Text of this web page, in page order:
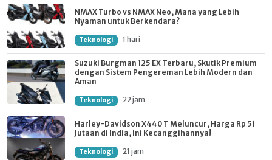
NMAX Turbo vs NMAX Neo, Mana yang Lebih
Nyaman untuk Berkendara?
Teknologi 1 hari
Suzuki Burgman 125 EX Terbaru, Skutik Premium
dengan Sistem Pengereman Lebih Modern dan
Aman
Teknologi 22 jam
Harley-Davidson X440 T Meluncur, Harga Rp 51
Jutaan di India, Ini Kecanggihannya!
Teknologi 21 jam